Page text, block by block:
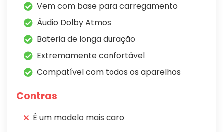
Vem com base para carregamento
Áudio Dolby Atmos
Bateria de longa duração
Extremamente confortável
Compatível com todos os aparelhos
Contras
É um modelo mais caro